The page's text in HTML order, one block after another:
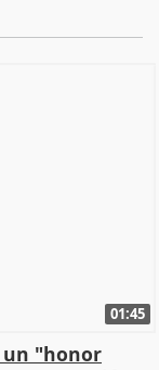
01:45
un "honor